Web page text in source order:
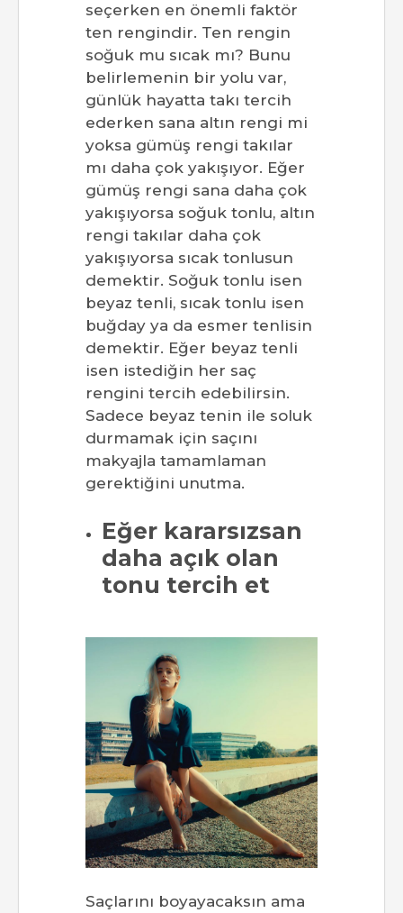
seçerken en önemli faktör
ten rengindir. Ten rengin
soğuk mu sıcak mı? Bunu
belirlemenin bir yolu var,
günlük hayatta takı tercih
ederken sana altın rengi mi
yoksa gümüş rengi takılar
mı daha çok yakışıyor. Eğer
gümüş rengi sana daha çok
yakışıyorsa soğuk tonlu, altın
rengi takılar daha çok
yakışıyorsa sıcak tonlusun
demektir. Soğuk tonlu isen
beyaz tenli, sıcak tonlu isen
buğday ya da esmer tenlisin
demektir. Eğer beyaz tenli
isen istediğin her saç
rengini tercih edebilirsin.
Sadece beyaz tenin ile soluk
durmamak için saçını
makyajla tamamlaman
gerektiğini unutma.
Eğer kararsızsan
daha açık olan
tonu tercih et
Saçlarını boyayacaksın ama